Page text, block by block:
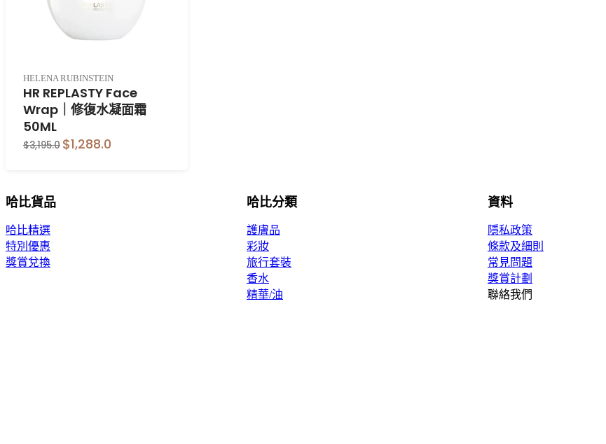
HELENA RUBINSTEIN
HR REPLASTY Face
Wrap｜修復水凝面霜
50ML
$3,195.0 $1,288.0
哈比貨品
哈比精選
特別優惠
獎賞兌換
哈比分類
護膚品
彩妝
旅行套裝
香水
精華/油
資料
隱私政策
條款及細則
常見問題
獎賞計劃
聯絡我們